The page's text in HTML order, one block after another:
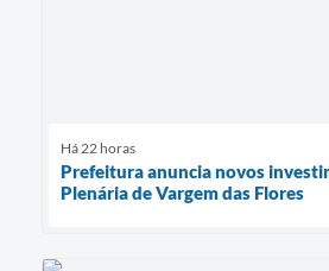
Há 22 horas
Prefeitura anuncia novos
Plenária de Vargem das Flores